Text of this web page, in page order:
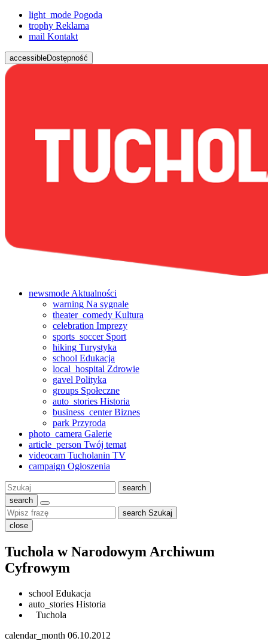
light_mode Pogoda
trophy Reklama
mail Kontakt
accessibleDostępność
newsmode Aktualności
warning Na sygnale
theater_comedy Kultura
celebration Imprezy
sports_soccerSport
hiking Turystyka
school Edukacja
local_hospital Zdrowie
gavel Polityka
groups Społeczne
auto_stories Historia
business_centerBiznes
park Przyroda
photo_camera Galerie
article_person Twój temat
videocam Tucholanin TV
campaign Ogłoszenia
Szukaj:
search
search
search Szukaj
close
Tuchola w Narodowym Archiwum
Cyfrowym
school Edukacja
auto_stories Historia
Tuchola
calendar_month 06.10.2012